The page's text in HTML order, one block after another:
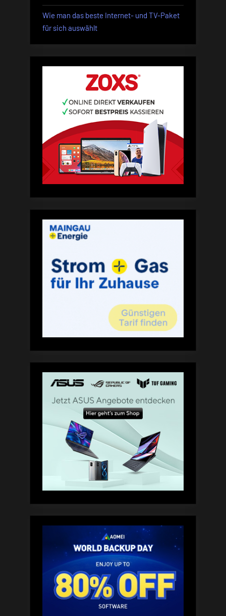
Wie man das beste Internet- und TV-Paket
für sich auswählt